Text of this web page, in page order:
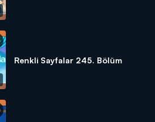
Renkli Sayfalar 245. Bölüm